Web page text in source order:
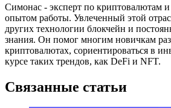
Симонас - эксперт по криптовалютам
опытом работы. Увлеченный этой
других технологии блокчейн и
знания. Он помог многим новичкам
криптовалютах, сориентироваться в
курсе таких трендов, как DeFi и NFT.
Связанные статьи